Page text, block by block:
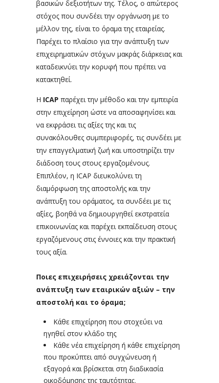
βασικών δεξιοτήτων της. Τέλος, ο απώτερος
στόχος που συνδέει την οργάνωση με το
μέλλον της, είναι το όραμα της εταιρείας.
Παρέχει το πλαίσιο για την ανάπτυξη των
επιχειρηματικών στόχων μακράς διάρκειας και
καταδεικνύει την κορυφή που πρέπει να
κατακτηθεί.
Η ICAP παρέχει την μέθοδο και την εμπειρία
στην επιχείρηση ώστε να αποσαφηνίσει και
να εκφράσει τις αξίες της και τις
συνακόλουθες συμπεριφορές, τις συνδέει με
την επαγγελματική ζωή και υποστηρίζει την
διάδοση τους στους εργαζομένους.
Επιπλέον, η ICAP διευκολύνει τη
διαμόρφωση της αποστολής και την
ανάπτυξη του οράματος, τα συνδέει με τις
αξίες, βοηθά να δημιουργηθεί εκστρατεία
επικοινωνίας και παρέχει εκπαίδευση στους
εργαζόμενους στις έννοιες και την πρακτική
τους αξία.
Ποιες επιχειρήσεις χρειάζονται την
ανάπτυξη των εταιρικών αξιών – την
αποστολή και το όραμα;
Κάθε επιχείρηση που στοχεύει να
ηγηθεί στον κλάδο της
Κάθε νέα επιχείρηση ή κάθε επιχείρηση
που προκύπτει από συγχώνευση ή
εξαγορά και βρίσκεται στη διαδικασία
οικοδόμησης της ταυτότητας.